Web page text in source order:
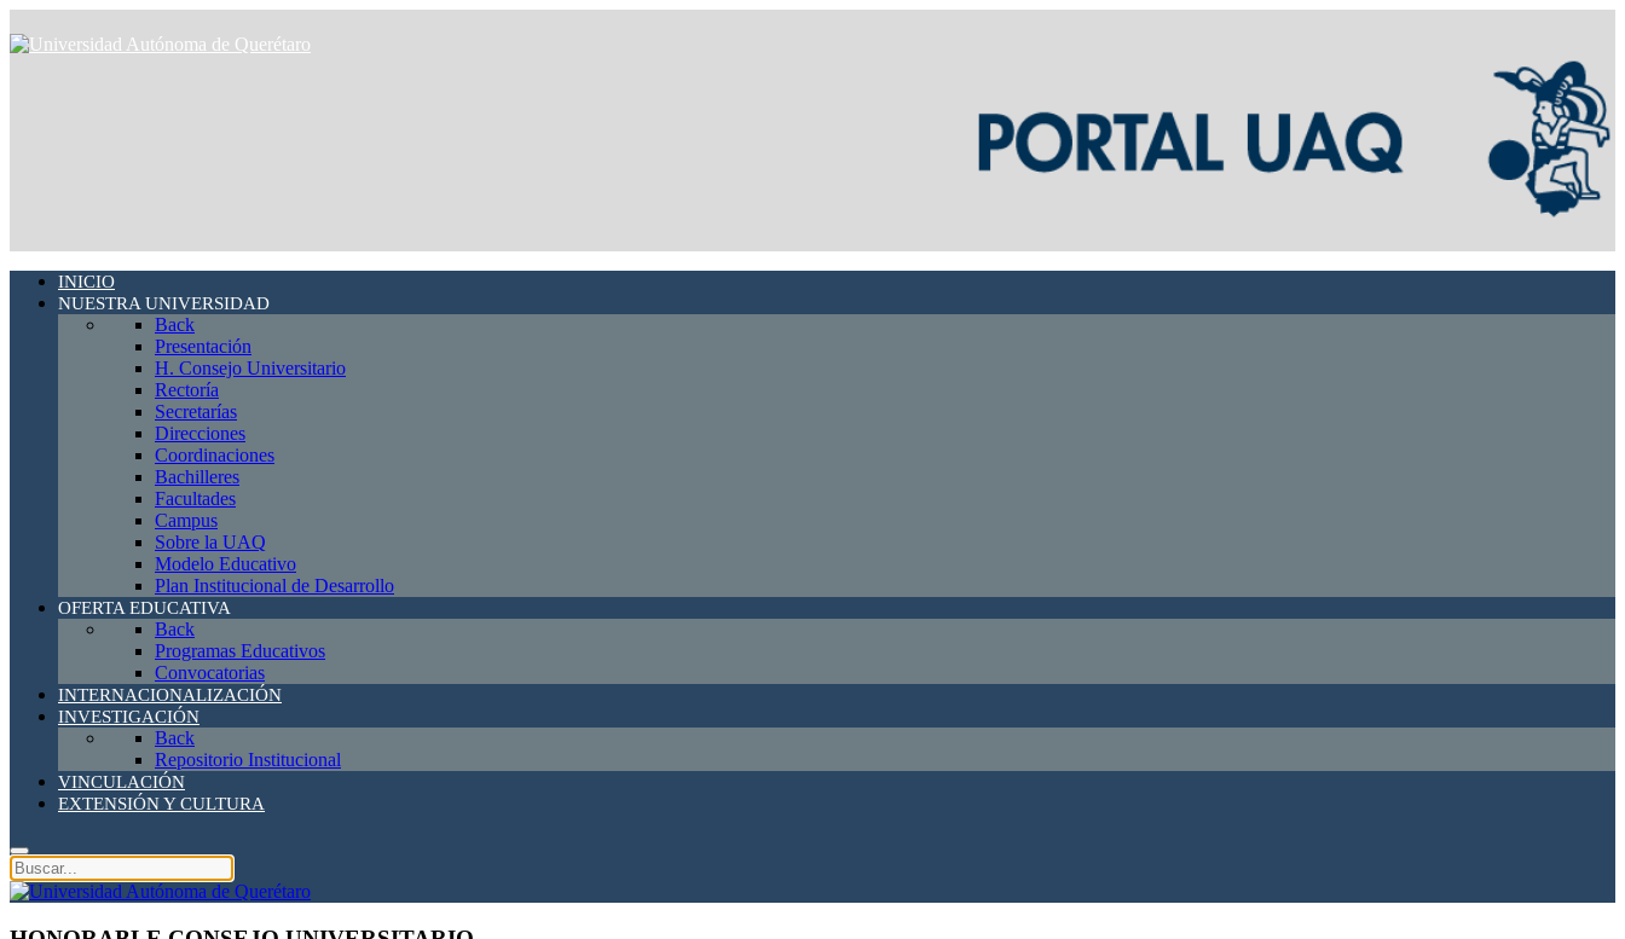
INICIO
NUESTRA UNIVERSIDAD
Back
Presentación
H. Consejo Universitario
Rectoría
Secretarías
Direcciones
Coordinaciones
Bachilleres
Facultades
Campus
Sobre la UAQ
Modelo Educativo
Plan Institucional de Desarrollo
OFERTA EDUCATIVA
Back
Programas Educativos
Convocatorias
INTERNACIONALIZACIÓN
INVESTIGACIÓN
Back
Repositorio Institucional
VINCULACIÓN
EXTENSIÓN Y CULTURA